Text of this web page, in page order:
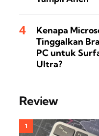
Kenapa
Tinggalkan
PC untuk
Ultra?
Review